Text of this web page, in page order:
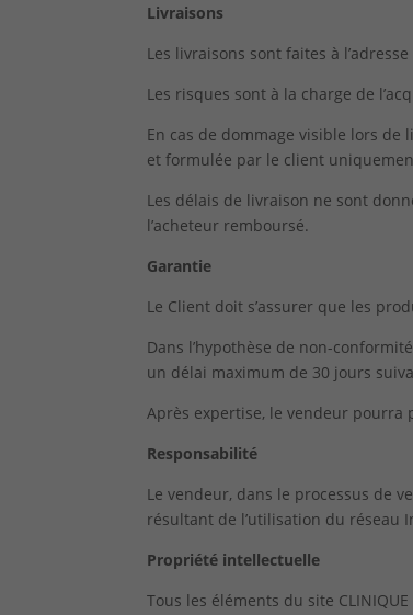
Livraisons
Les livraisons sont faites à
Les risques sont à la charge de
En cas de dommage visible lors
et formulée par le client
Les délais de livraison ne sont
l’acheteur remboursé.
Garantie
Le Client doit s’assurer que les
Dans l’hypothèse de non-
un délai maximum de 30 jours
Après expertise, le vendeur
Responsabilité
Le vendeur, dans le processus de
résultant de l’utilisation du réseau
Propriété intellectuelle
Tous les éléments du site